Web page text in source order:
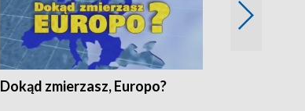
Dokąd zmierzasz, Europo?